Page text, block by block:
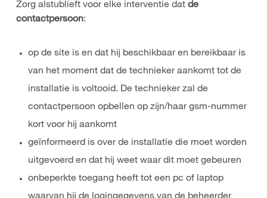
Zorg alstublieft voor elke interventie dat de
contactpersoon:
op de site is en dat hij beschikbaar en bereikbaar is
van het moment dat de technieker aankomt tot de
installatie is voltooid. De technieker zal de
contactpersoon opbellen op zijn/haar gsm-nummer
kort voor hij aankomt
geïnformeerd is over de installatie die moet worden
uitgevoerd en dat hij weet waar dit moet gebeuren
onbeperkte toegang heeft tot een pc of laptop